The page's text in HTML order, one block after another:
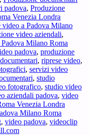
padova, Produzione
Venezia Londra
video a Padova Milano
video aziendali,
Milano Roma
padova, produzione
, riprese video,
, servizi video
, studio
fotografico, studio video
aziendali padova, video
Venezia Londra
Milano Roma
, video padova, videoclip